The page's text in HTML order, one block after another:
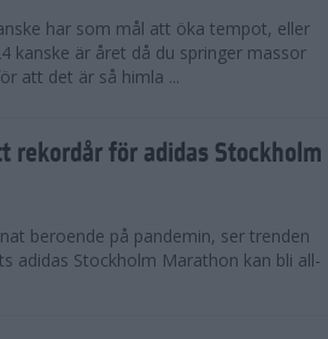
har som mål att öka tempot, eller
kanske är året då du springer massor
att det är så himla ...
för adidas Stockholm
beroende på pandemin, ser trenden
adidas Stockholm Marathon kan bli all-